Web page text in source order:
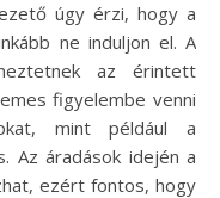
úgy érzi, hogy a
ne induljon el. A
az érintett
figyelembe venni
mint például a
Az áradások idején a
ezért fontos, hogy